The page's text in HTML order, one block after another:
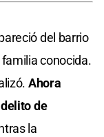
del barrio
conocida.
Ahora
de
la